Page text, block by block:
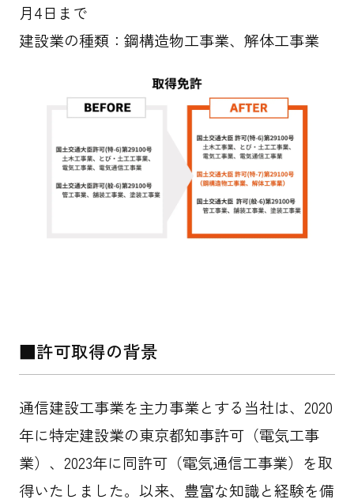
月4日まで
建設業の種類：鋼構造物工事業、解体工事業
■許可取得の背景
通信建設工事業を主力事業とする当社は、2020
年に特定建設業の東京都知事許可（電気工事
業）、2023年に同許可（電気通信工事業）を取
得いたしました。以来、豊富な知識と経験を備